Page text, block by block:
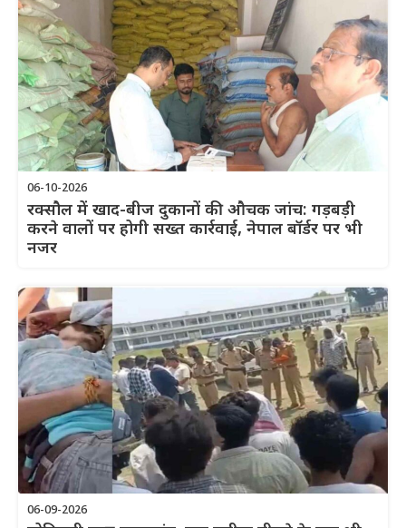
06-10-2026
रक्सौल में खाद-बीज दुकानों की औचक जांच: गड़बड़ी
करने वालों पर होगी सख्त कार्रवाई, नेपाल बॉर्डर पर भी
नजर
06-09-2026